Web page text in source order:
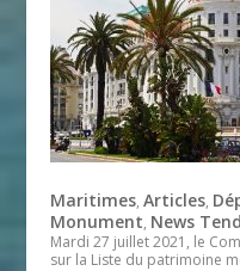
Maritimes,Articles,
Monument, News
Mardi 27 juillet 2021, le
sur la Liste du patrimoine